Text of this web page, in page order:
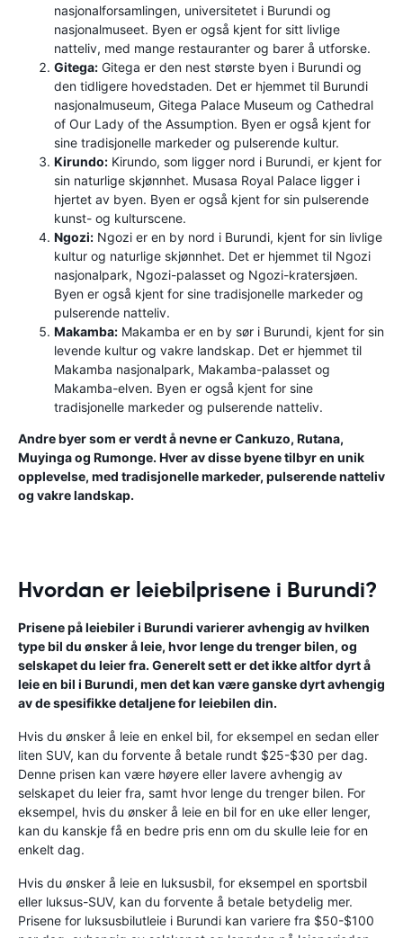
nasjonalforsamlingen, universitetet i Burundi og
nasjonalmuseet. Byen er også kjent for sitt livlige
natteliv, med mange restauranter og barer å utforske.
Gitega: Gitega er den nest største byen i Burundi og
den tidligere hovedstaden. Det er hjemmet til Burundi
nasjonalmuseum, Gitega Palace Museum og Cathedral
of Our Lady of the Assumption. Byen er også kjent for
sine tradisjonelle markeder og pulserende kultur.
Kirundo: Kirundo, som ligger nord i Burundi, er kjent for
sin naturlige skjønnhet. Musasa Royal Palace ligger i
hjertet av byen. Byen er også kjent for sin pulserende
kunst- og kulturscene.
Ngozi: Ngozi er en by nord i Burundi, kjent for sin livlige
kultur og naturlige skjønnhet. Det er hjemmet til Ngozi
nasjonalpark, Ngozi-palasset og Ngozi-kratersjøen.
Byen er også kjent for sine tradisjonelle markeder og
pulserende natteliv.
Makamba: Makamba er en by sør i Burundi, kjent for sin
levende kultur og vakre landskap. Det er hjemmet til
Makamba nasjonalpark, Makamba-palasset og
Makamba-elven. Byen er også kjent for sine
tradisjonelle markeder og pulserende natteliv.
Andre byer som er verdt å nevne er Cankuzo, Rutana,
Muyinga og Rumonge. Hver av disse byene tilbyr en unik
opplevelse, med tradisjonelle markeder, pulserende natteliv
og vakre landskap.
Hvordan er leiebilprisene i Burundi?
Prisene på leiebiler i Burundi varierer avhengig av hvilken
type bil du ønsker å leie, hvor lenge du trenger bilen, og
selskapet du leier fra. Generelt sett er det ikke altfor dyrt å
leie en bil i Burundi, men det kan være ganske dyrt avhengig
av de spesifikke detaljene for leiebilen din.
Hvis du ønsker å leie en enkel bil, for eksempel en sedan eller
liten SUV, kan du forvente å betale rundt $25-$30 per dag.
Denne prisen kan være høyere eller lavere avhengig av
selskapet du leier fra, samt hvor lenge du trenger bilen. For
eksempel, hvis du ønsker å leie en bil for en uke eller lenger,
kan du kanskje få en bedre pris enn om du skulle leie for en
enkelt dag.
Hvis du ønsker å leie en luksusbil, for eksempel en sportsbil
eller luksus-SUV, kan du forvente å betale betydelig mer.
Prisene for luksusbilutleie i Burundi kan variere fra $50-$100